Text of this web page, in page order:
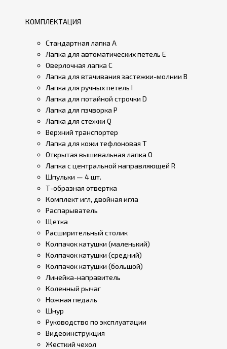
КОМПЛЕКТАЦИЯ
Стандартная лапка А
Лапка для автоматических петель Е
Оверлочная лапка С
Лапка для втачивания застежки-молнии В
Лапка для ручных петель I
Лапка для потайной строчки D
Лапка для пэчворка P
Лапка для стежки Q
Верхний транспортер
Лапка для кожи тефлоновая Т
Открытая вышивальная лапка О
Лапка с центральной направляющей R
Шпульки — 4 шт.
Т-образная отвертка
Комплект игл, двойная игла
Распарыватель
Щетка
Расширительный столик
Колпачок катушки (маленький)
Колпачок катушки (средний)
Колпачок катушки (большой)
Линейка-направитель
Коленный рычаг
Ножная педаль
Шнур
Руководство по эксплуатации
Видеоинструкция
Жесткий чехол